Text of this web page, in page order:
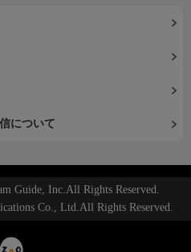
について
Guide, Inc.All Rights Reserved.
Co., Ltd.All Rights Reserved.